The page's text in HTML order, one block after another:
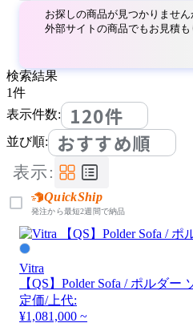
お探しの商品が見つかりません
外部サイトの商品でもお見積も
検索結果
1件
表示件数:
120件
並び順: おすすめ順
表示:
QuickShip
発注から最短2週間で納品
Vitra
【QS】Polder Sofa / ポルダー
定価/上代:
¥1,081,000 ~